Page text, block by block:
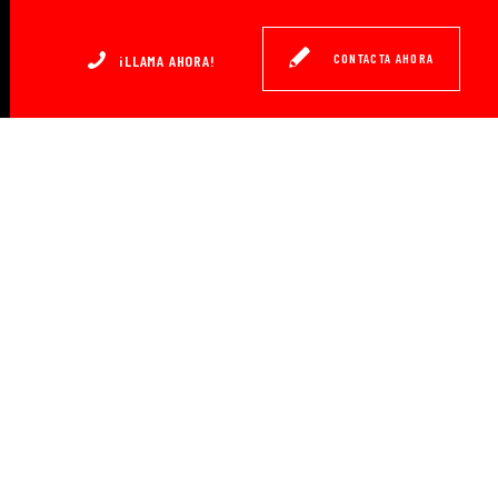
¡LLAMA AHORA! CONTACTA AHORA